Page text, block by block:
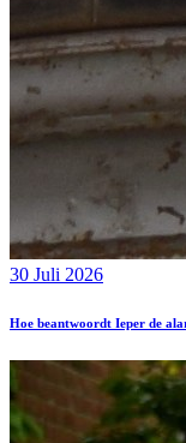
30 Juli 2026
Hoe beantwoordt Ieper de